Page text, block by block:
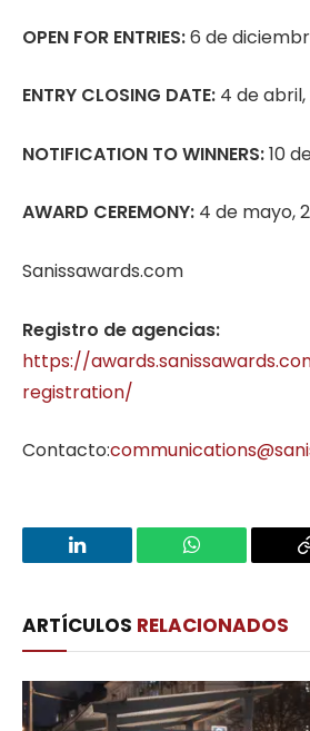
OPEN FOR ENTRIES:6 de
ENTRY CLOSING DATE: 4 de abril,
NOTIFICATION TO WINNERS:10
AWARD CEREMONY: 4 de mayo,
Sanissawards.com
Registro de agencias:
https://
registration/
Contacto:
LinkedIn WhatsApp
ARTÍCULOS RELACIONADOS